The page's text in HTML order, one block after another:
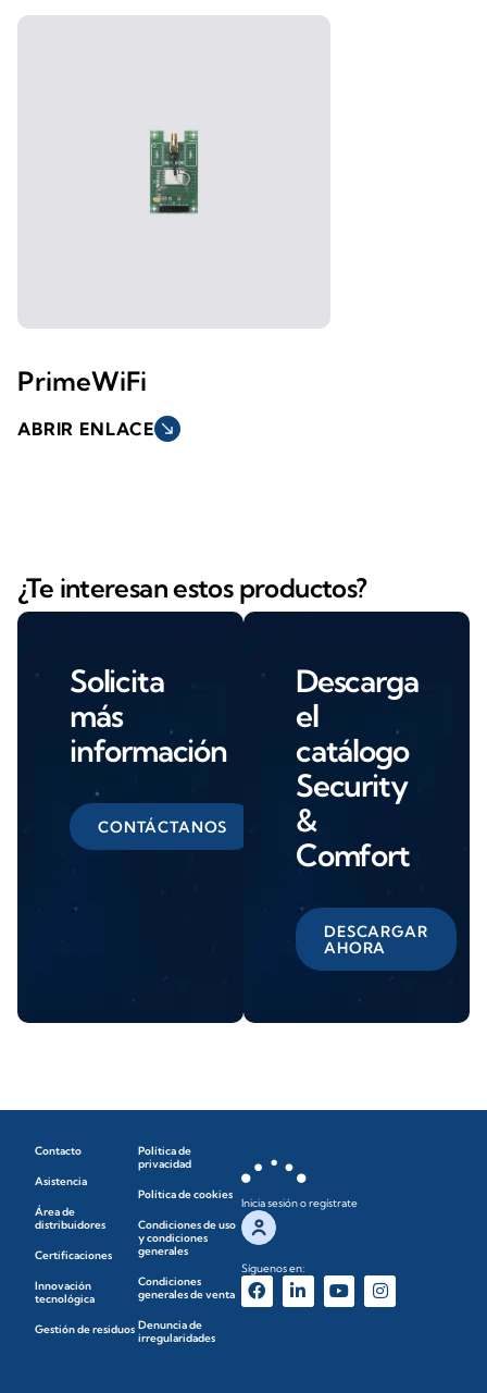
PrimeWiFi
ABRIR ENLACE south_east
¿Te interesan estos productos?
Solicita
más
información
CONTÁCTANOS
Descarga
el
catálogo
Security
&
Comfort
DESCARGAR
AHORA
Contacto
Asistencia
Área de
distribuidores
Certificaciones
Innovación
tecnológica
Gestión de residuos
Política de
privacidad
Política de cookies
Condiciones de uso
y condiciones
generales
Condiciones
generales de venta
Denuncia de
irregularidades
Inicia sesión o regístrate
Síguenos en: